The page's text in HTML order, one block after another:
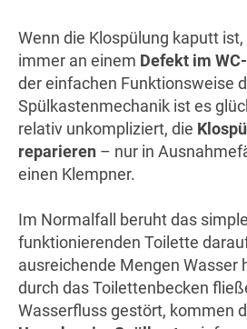
Wenn die Klospülung kaputt
immer an einem Defekt im
der einfachen Funktionsweise
Spülkastenmechanik ist es
relativ unkompliziert, die
reparieren – nur in
einen Klempner.
Im Normalfall beruht das
funktionierenden Toilette
ausreichende Mengen Wasser
durch das Toilettenbecken
Wasserfluss gestört, kommen